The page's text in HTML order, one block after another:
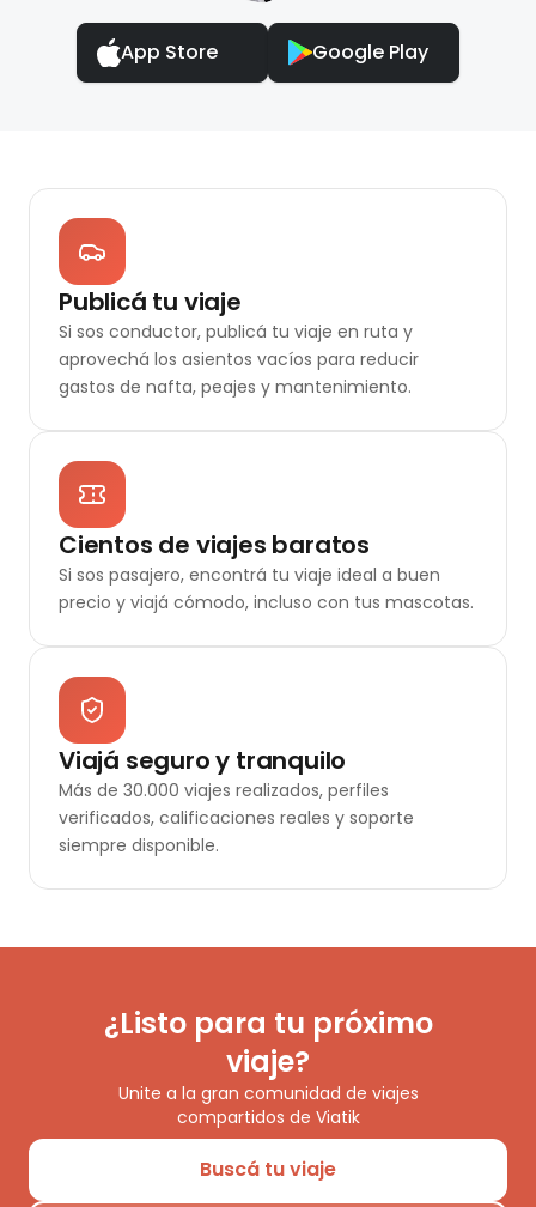
App Store Google Play
Publicá tu viaje
Si sos conductor, publicá tu viaje en ruta y
aprovechá los asientos vacíos para reducir
gastos de nafta, peajes y mantenimiento.
Cientos de viajes baratos
Si sos pasajero, encontrá tu viaje ideal a buen
precio y viajá cómodo, incluso con tus mascotas.
Viajá seguro y tranquilo
Más de 30.000 viajes realizados, perfiles
verificados, calificaciones reales y soporte
siempre disponible.
¿Listo para tu próximo
viaje?
Unite a la gran comunidad de viajes
compartidos de Viatik
Buscá tu viaje